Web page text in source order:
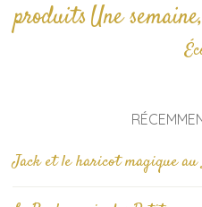
produitsUne
Jack et le haricot magique